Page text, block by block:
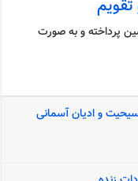
پرداخته و به صورت
و ادیان آسمانی